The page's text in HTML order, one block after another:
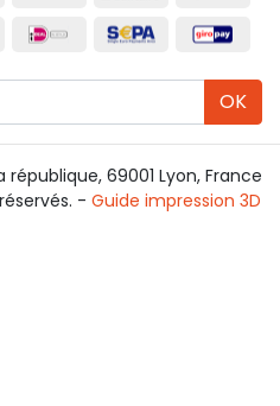
OK
république, 69001 Lyon, France
- Guide impression 3D